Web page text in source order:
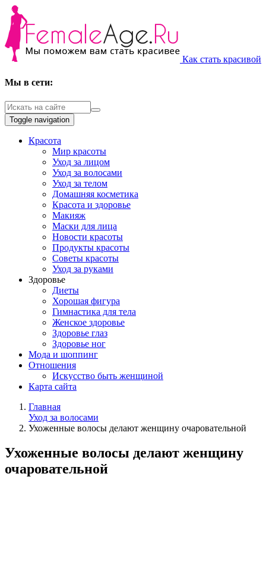
Как стать красивой
Мы в сети:
Toggle navigation
Красота
Мир красоты
Уход за лицом
Уход за волосами
Уход за телом
Домашняя косметика
Красота и здоровье
Макияж
Маски для лица
Новости красоты
Продукты красоты
Советы красоты
Уход за руками
Здоровье
Диеты
Хорошая фигура
Гимнастика для тела
Женское здоровье
Здоровье глаз
Здоровье ног
Мода и шоппинг
Отношения
Искусство быть женщиной
Карта сайта
Главная
Уход за волосами
Ухоженные волосы делают женщину очаровательной
Ухоженные волосы делают женщину
очаровательной